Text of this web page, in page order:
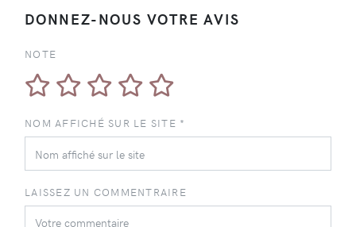
DONNEZ-NOUS VOTRE AVIS
NOTE
NOM AFFICHÉ SUR LE SITE *
LAISSEZ UN COMMENTRAIRE